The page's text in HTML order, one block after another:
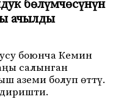
бөлүмчөсүнүн
ачылды
боюнча Кемин
салынган
аземи болуп өттү.